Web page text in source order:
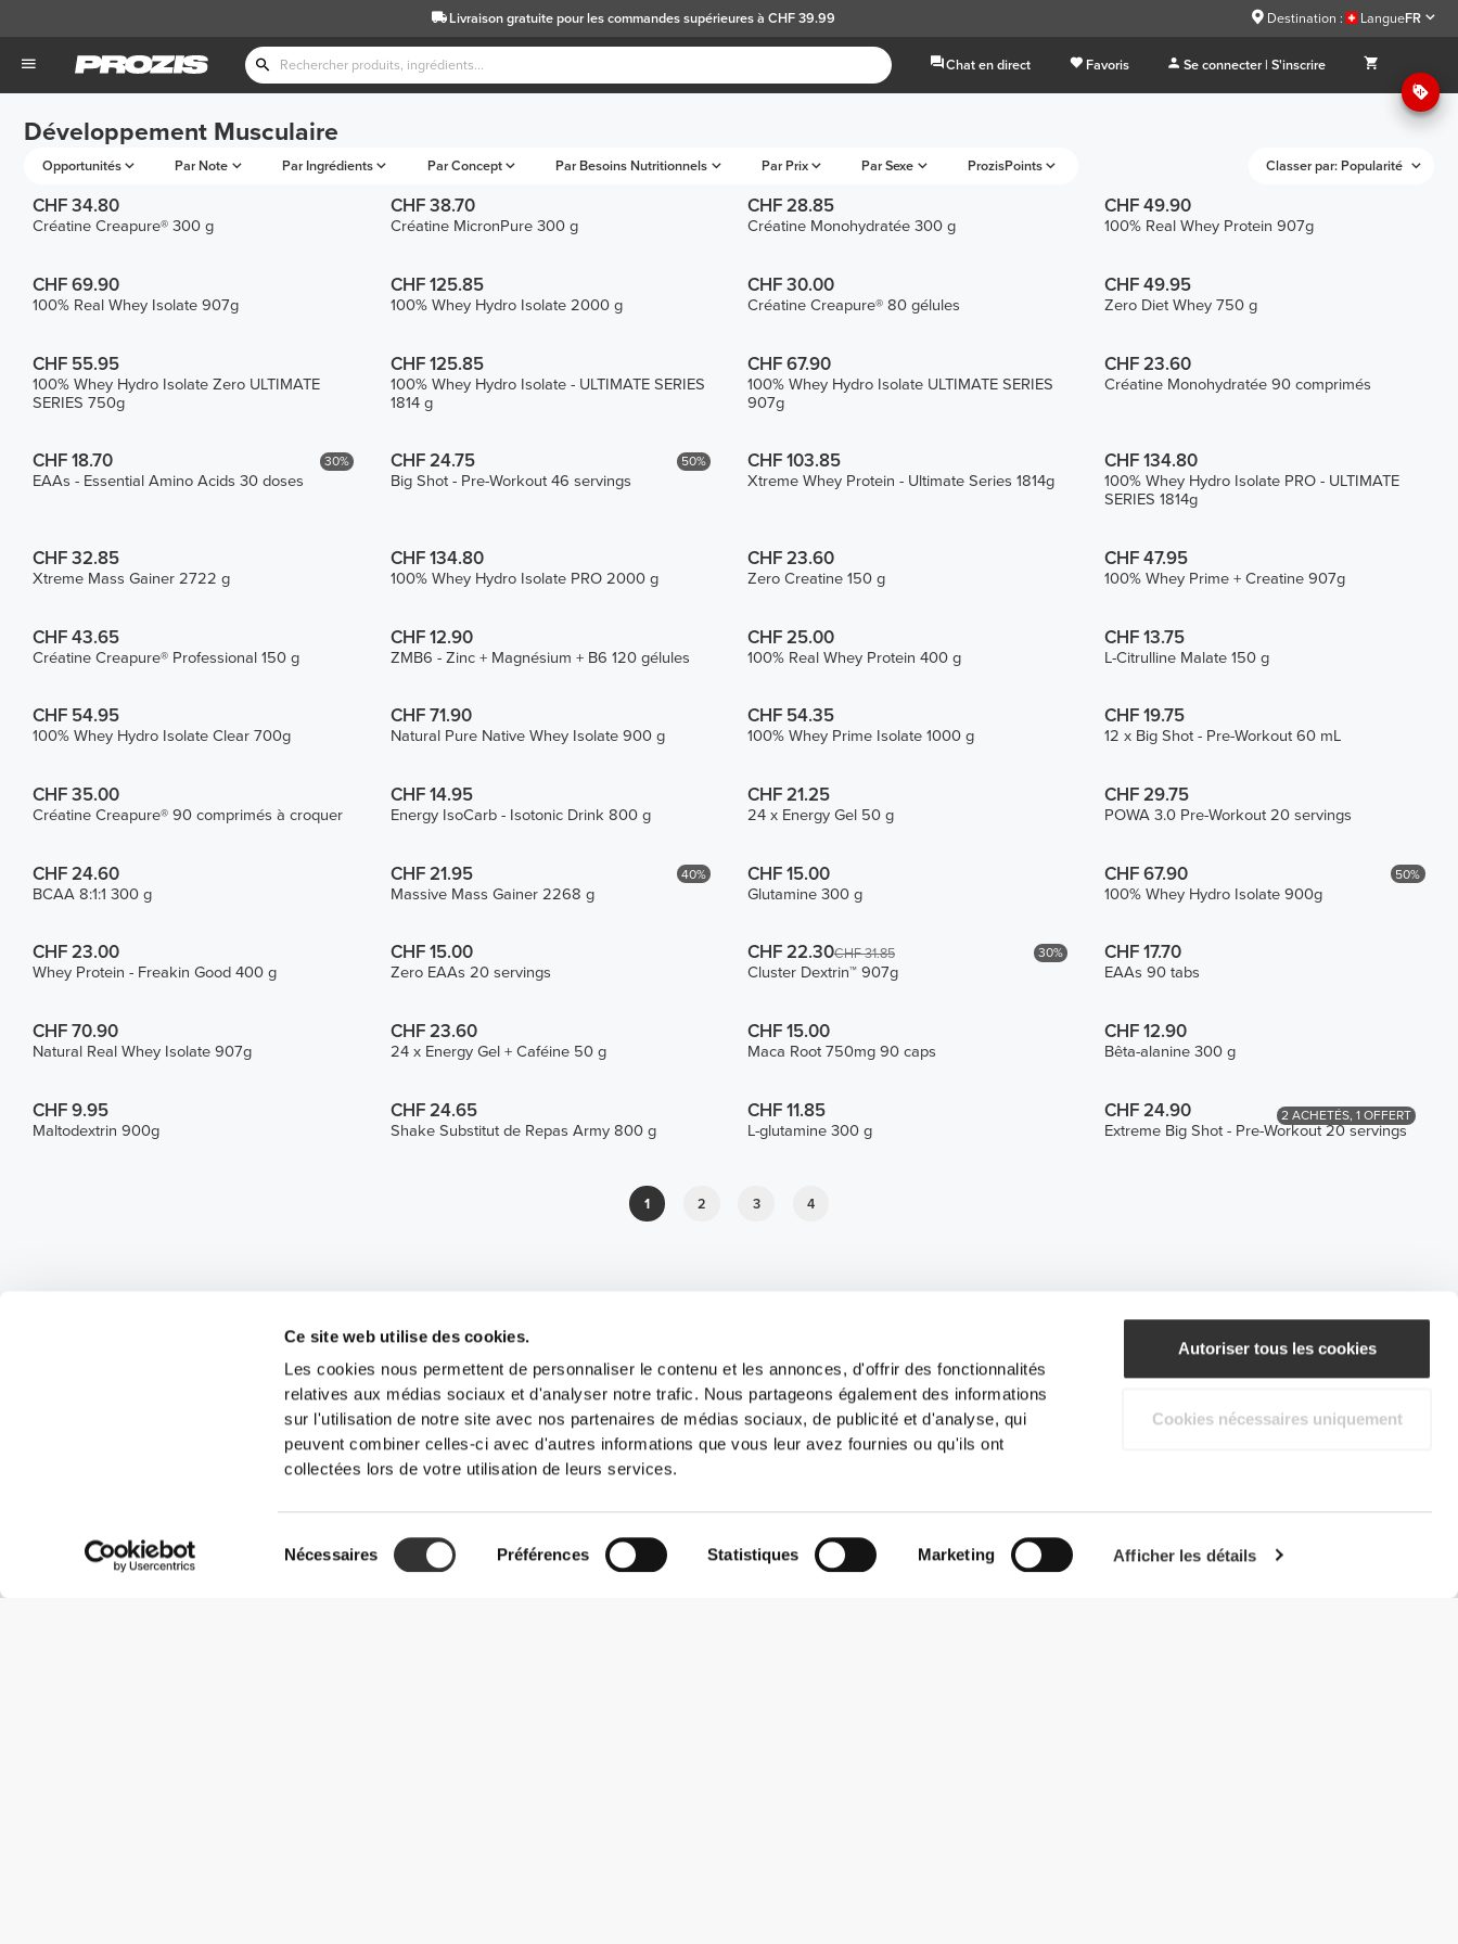
Ce site web utilise des cookies.
Les cookies nous permettent de personnaliser le contenu et les annonces, d'offrir des fonctionnalités
relatives aux médias sociaux et d'analyser notre trafic. Nous partageons également des informations
sur l'utilisation de notre site avec nos partenaires de médias sociaux, de publicité et d'analyse, qui
peuvent combiner celles-ci avec d'autres informations que vous leur avez fournies ou qu'ils ont
collectées lors de votre utilisation de leurs services.
du
Nécessaires Préférences Statistiques Marketing Afficher les détails
Autoriser tous les cookies
Cookies nécessaires uniquement
Livraison gratuitepour les commandes supérieures à CHF 39.99 Destination : LangueFR
Chat en direct Favoris Se connecter | S'inscrire
Développement Musculaire
Opportunités Par Note Par Ingrédients Par Concept Par Besoins Nutritionnels Par Prix Par Sexe ProzisPoints Classer par: Popularité
CHF 34.80
Créatine Creapure® 300 g
CHF 38.70
Créatine MicronPure 300 g
CHF 28.85
Créatine Monohydratée 300 g
CHF 49.90
100% Real Whey Protein 907g
CHF 69.90
100% Real Whey Isolate 907g
CHF 125.85
100% Whey Hydro Isolate 2000 g
CHF 30.00
Créatine Creapure® 80 gélules
CHF 49.95
Zero Diet Whey 750 g
CHF 55.95
100% Whey Hydro Isolate Zero ULTIMATE
SERIES 750g
CHF 125.85
100% Whey Hydro Isolate - ULTIMATE SERIES
1814 g
CHF 67.90
100% Whey Hydro Isolate ULTIMATE SERIES
907g
CHF 23.60
Créatine Monohydratée 90 comprimés
CHF 18.70 30%
EAAs - Essential Amino Acids 30 doses
CHF 24.75 50%
Big Shot - Pre-Workout 46 servings
CHF 103.85
Xtreme Whey Protein - Ultimate Series 1814g
CHF 134.80
100% Whey Hydro Isolate PRO - ULTIMATE
SERIES 1814g
CHF 32.85
Xtreme Mass Gainer 2722 g
CHF 134.80
100% Whey Hydro Isolate PRO 2000 g
CHF 23.60
Zero Creatine 150 g
CHF 47.95
100% Whey Prime + Creatine 907g
CHF 43.65
Créatine Creapure® Professional 150 g
CHF 12.90
ZMB6 - Zinc + Magnésium + B6 120 gélules
CHF 25.00
100% Real Whey Protein 400 g
CHF 13.75
L-Citrulline Malate 150 g
CHF 54.95
100% Whey Hydro Isolate Clear 700g
CHF 71.90
Natural Pure Native Whey Isolate 900 g
CHF 54.35
100% Whey Prime Isolate 1000 g
CHF 19.75
12 x Big Shot - Pre-Workout 60 mL
CHF 35.00
Créatine Creapure® 90 comprimés à croquer
CHF 14.95
Energy IsoCarb - Isotonic Drink 800 g
CHF 21.25
24 x Energy Gel 50 g
CHF 29.75
POWA 3.0 Pre-Workout 20 servings
CHF 24.60
BCAA 8:1:1 300 g
CHF 21.95 40%
Massive Mass Gainer 2268 g
CHF 15.00
Glutamine 300 g
CHF 67.90 50%
100% Whey Hydro Isolate 900g
CHF 23.00
Whey Protein - Freakin Good 400 g
CHF 15.00
Zero EAAs 20 servings
CHF 22.30CHF 31.85 30%
Cluster Dextrin™ 907g
CHF 17.70
EAAs 90 tabs
CHF 70.90
Natural Real Whey Isolate 907g
CHF 23.60
24 x Energy Gel + Caféine 50 g
CHF 15.00
Maca Root 750mg 90 caps
CHF 12.90
Bêta-alanine 300 g
CHF 9.95
Maltodextrin 900g
CHF 24.65
Shake Substitut de Repas Army 800 g
CHF 11.85
L-glutamine 300 g
2 ACHETÉS, 1 OFFERT
CHF 24.90
Extreme Big Shot - Pre-Workout 20 servings
1 2 3 4